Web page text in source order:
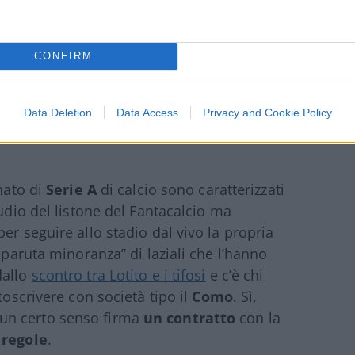
CONFIRM
Data Deletion Data Access Privacy and Cookie Policy
di Serie Adi calcio sono caratterizzati
del listone del Fantacalcio ma
seguire allo stadio dal vivo la propria
minoranza” di laziali che l’hanno
scontro tra Lotito e i tifosi e c’è chi
con società tipo il Como. Sì,
certo senso firma un contratto con la
.